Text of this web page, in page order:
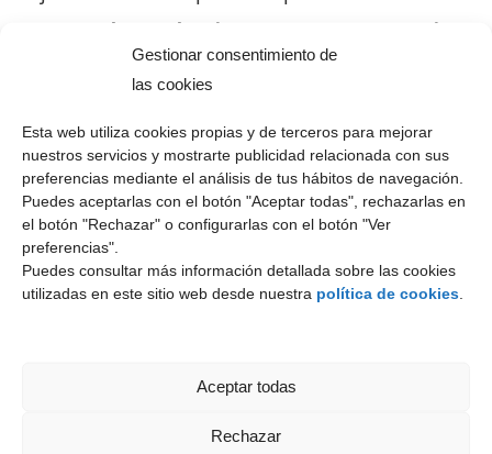
Gestionar consentimiento de
las cookies
Esta web utiliza cookies propias y de terceros para mejorar
nuestros servicios y mostrarte publicidad relacionada con sus
preferencias mediante el análisis de tus hábitos de navegación.
Puedes aceptarlas con el botón "Aceptar todas", rechazarlas en
el botón "Rechazar" o configurarlas con el botón "Ver
preferencias".
Puedes consultar más información detallada sobre las cookies
utilizadas en este sitio web desde nuestra política de cookies
Aceptar todas
Rechazar
Inproe, la excelencia es nuestro compromiso
Etiquetas
Actividad Física #CuidaTuCuerpo comprar Consejos
Información
Prevención-Recomendaciones #QuedateEnCasa